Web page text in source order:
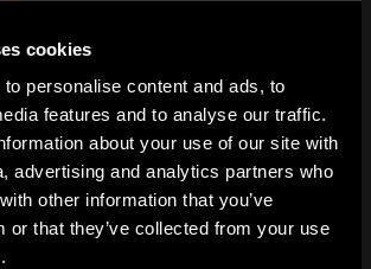
cookies
personalise content and ads, to
features and to analyse our traffic.
about your use of our site with
advertising and analytics partners who
other information that you’ve
or that they’ve collected from your use